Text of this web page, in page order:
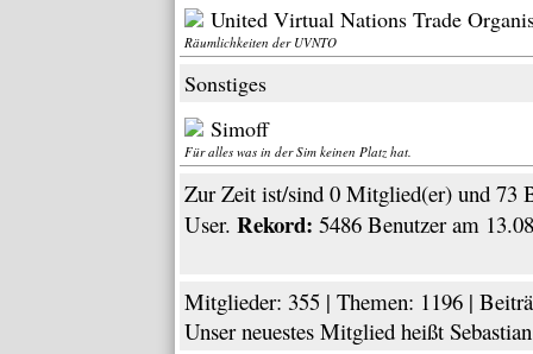
United Virtual Nations Trade
Räumlichkeiten der UVNTO
Sonstiges
Simoff
Für alles was in der Sim keinen Platz hat.
Zur Zeit ist/sind 0 Mitglied(er) und 73
User. Rekord: 5486 Benutzer am
Mitglieder: 355 | Themen: 1196 |
Unser neuestes Mitglied heißt